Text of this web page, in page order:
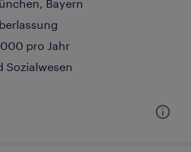
Bayern
pro Jahr
Sozialwesen